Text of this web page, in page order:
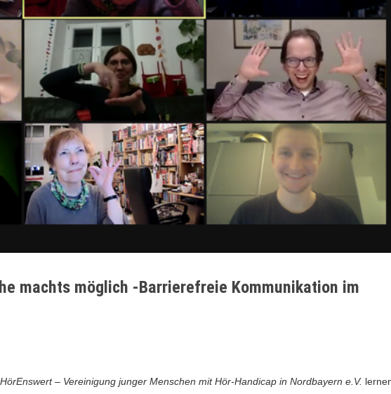
machts möglich -Barrierefreie Kommunikation im
HörEnswert – Vereinigung junger Menschen mit Hör-Handicap in Nordbayern e.V.